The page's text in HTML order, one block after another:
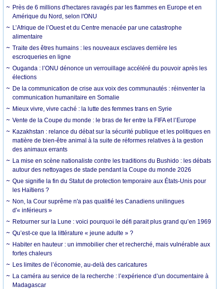
Près de 6 millions d'hectares ravagés par les flammes en Europe et en
Amérique du Nord, selon l'ONU
L’Afrique de l’Ouest et du Centre menacée par une catastrophe
alimentaire
Traite des êtres humains : les nouveaux esclaves derrière les
escroqueries en ligne
Ouganda : l’ONU dénonce un verrouillage accéléré du pouvoir après les
élections
De la communication de crise aux voix des communautés : réinventer la
communication humanitaire en Somalie
Mieux vivre, vivre caché : la lutte des femmes trans en Syrie
Vente de la Coupe du monde : le bras de fer entre la FIFA et l’Europe
Kazakhstan : relance du débat sur la sécurité publique et les politiques en
matière de bien-être animal à la suite de réformes relatives à la gestion
des animaux errants
La mise en scène nationaliste contre les traditions du Bushido : les débats
autour des nettoyages de stade pendant la Coupe du monde 2026
Que signifie la fin du Statut de protection temporaire aux États-Unis pour
les Haïtiens ?
Non, la Cour suprême n'a pas qualifié les Canadiens unilingues
d'« inférieurs »
Retourner sur la Lune : voici pourquoi le défi parait plus grand qu’en 1969
Qu’est-ce que la littérature « jeune adulte » ?
Habiter en hauteur : un immobilier cher et recherché, mais vulnérable aux
fortes chaleurs
Les limites de l’économie, au-delà des caricatures
La caméra au service de la recherche : l’expérience d’un documentaire à
Madagascar